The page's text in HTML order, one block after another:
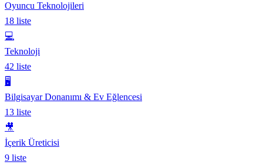
Oyuncu Teknolojileri
18 liste
💻
Teknoloji
42 liste
🖥️
Bilgisayar Donanımı & Ev Eğlencesi
13 liste
🎥
İçerik Üreticisi
9 liste